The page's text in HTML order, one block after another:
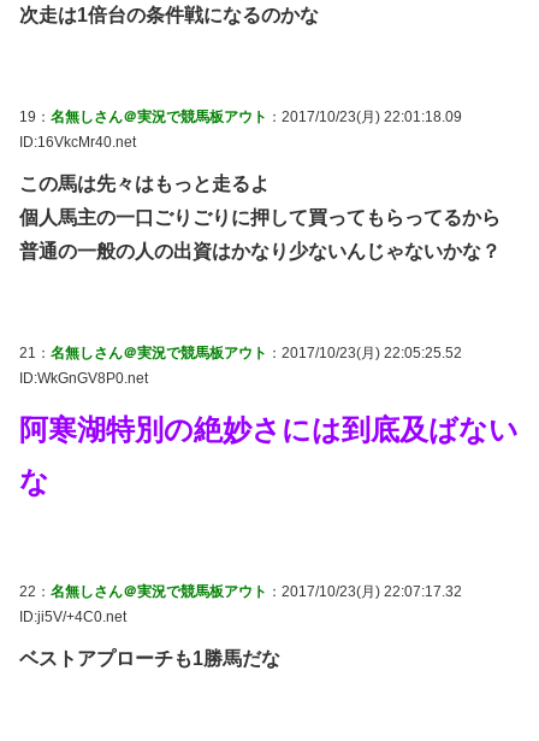
次走は1倍台の条件戦になるのかな
19： 名無しさん＠実況で競馬板アウト ：2017/10/23(月) 22:01:18.09
ID:16VkcMr40.net
この馬は先々はもっと走るよ
個人馬主の一口ごりごりに押して買ってもらってるから
普通の一般の人の出資はかなり少ないんじゃないかな？
21： 名無しさん＠実況で競馬板アウト ：2017/10/23(月) 22:05:25.52
ID:WkGnGV8P0.net
阿寒湖特別の絶妙さには到底及ばない
な
22： 名無しさん＠実況で競馬板アウト ：2017/10/23(月) 22:07:17.32
ID:ji5V/+4C0.net
ベストアプローチも1勝馬だな